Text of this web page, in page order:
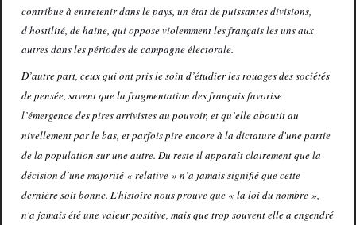
contribue à entretenir dans le pays, un état de puissantes divisions,
d'hostilité, de haine, qui oppose violemment les français les uns aux
autres dans les périodes de campagne électorale.
D’autre part, ceux qui ont pris le soin d’étudier les rouages des sociétés
de pensée, savent que la fragmentation des français favorise
l’émergence des pires arrivistes au pouvoir, et qu’elle aboutit au
nivellement par le bas, et parfois pire encore à la dictature d'une partie
de la population sur une autre. Du reste il apparaît clairement que la
décision d’une majorité « relative » n’a jamais signifié que cette
dernière soit bonne. L’histoire nous prouve que « la loi du nombre »,
n'a jamais été une valeur positive, mais que trop souvent elle a engendré